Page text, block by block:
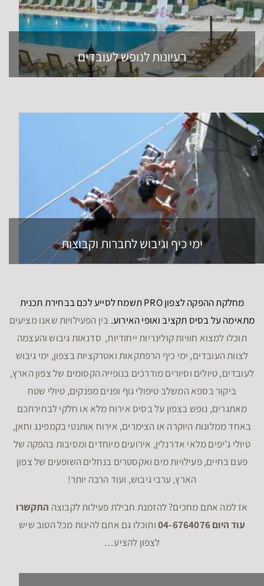
רעיונות לנופש לעובדים
ימי כיף וגיבוש לחברות וקבוצות
מחלקת ההפקה לצפון PRO תשמח לסייע לכם בבחירת תכנית
מתאימה על בסיס תקציב ואופי האירוע. בין הפעילויות שאנו מציעים
תוכלו למצוא חוויות קולינריות ייחודיות, סדנאות גיבוש והעצמה
לצוות העובדים, ימי כיף הרפתקאות ואטרקציות בצפון, ימי גיבוש
לעובדים, טיולים וסיורים מודרכים בנופייה הקסומים של צפון הארץ,
ביקור בספא המשלב טיפולי גוף ופנים מפנקים, טיולי שטח
מאתגרים, נופש בצפון על בסיס אירוח מלא או חלקי לבחירתכם
באחד ממלונות היוקרה או הצימרים, אירוח אותנטי בקמפינג וחאן,
טיולי ג'יפים מלאי אדרנלין, אירועים מיוחדים ומסיבות בהפקה של
פעם בחיים, פעילויות מים ואקסטרים בנחלים השופעים של צפון
הארץ, ערבי גיבוש, ועוד הרבה יותר!
אז למה אתם מחכים? להזמנת חבילת פעילות לקבוצה התקשרו
עוד היום 04-6764076
ותוכלו גם אתם להינות מכל הטוב שיש
לצפון להציע…